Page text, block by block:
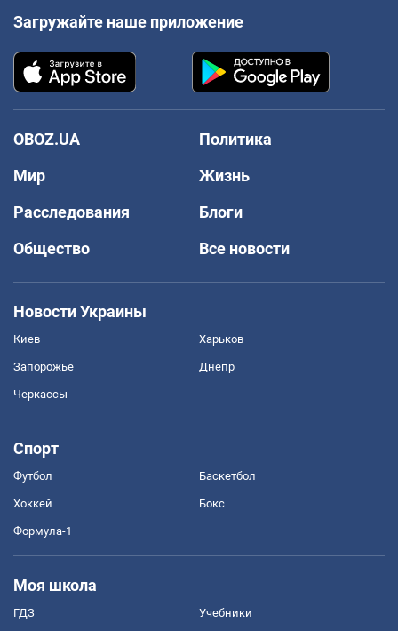
Загружайте наше приложение
OBOZ.UA
Политика
Мир
Жизнь
Расследования
Блоги
Общество
Все новости
Новости Украины
Киев Харьков
Запорожье Днепр
Черкассы
Спорт
Футбол Баскетбол
Хоккей Бокс
Формула-1
Моя школа
ГДЗ Учебники